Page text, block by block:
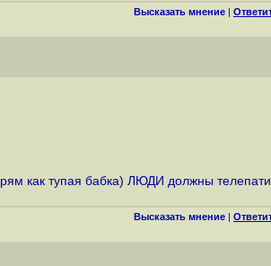
Высказать мнение |
как тупая бабка) ЛЮДИ должны
Высказать мнение |